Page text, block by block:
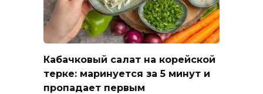
Кабачковый салат на корейской
терке: маринуется за 5 минут и
пропадает первым